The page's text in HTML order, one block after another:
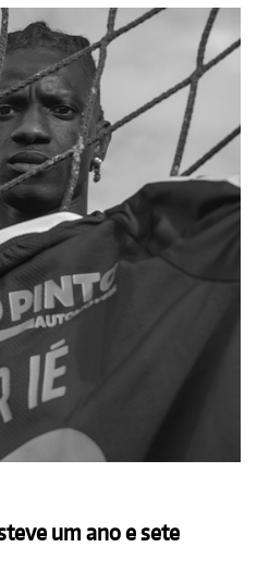
um ano e sete